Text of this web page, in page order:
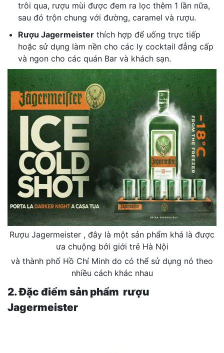
trôi qua, rượu mùi được đem ra lọc thêm 1 lần nữa,
sau đó trộn chung với đường, caramel và rượu.
Rượu Jagermeisterthích hợp để uống trực tiếp
hoặc sử dụng làm nền cho các ly cocktail đẳng cấp
và ngon cho các quán Bar và khách sạn.
Rượu Jagermeister , đây là một sản phẩm khá là được
ưa chuộng bởi giới trẻ Hà Nội
và thành phố Hồ Chí Minh do có thể sử dụng nó theo
nhiều cách khác nhau
2. Đặc điểm sản phẩm rượu
Jagermeister